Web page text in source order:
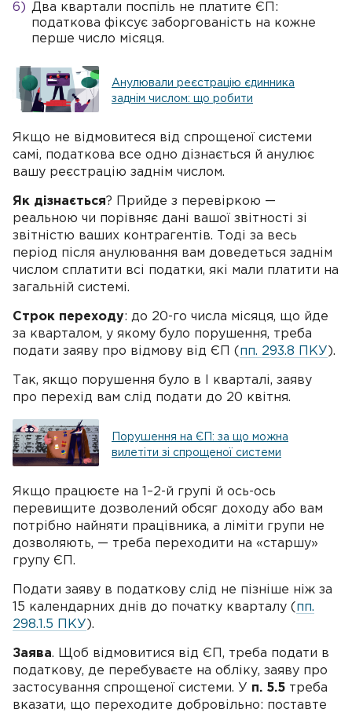
Два квартали поспіль не платите ЄП:
податкова фіксує заборгованість на кожне
перше число місяця.
Анулювали реєстрацію єдинника
заднім числом: що робити
Якщо не відмовитеся від спрощеної системи
самі, податкова все одно дізнається й анулює
вашу реєстрацію заднім числом.
Як дізнається? Прийде з перевіркою —
реальною чи порівняє дані вашої звітності зі
звітністю ваших контрагентів. Тоді за весь
період після анулювання вам доведеться заднім
числом сплатити всі податки, які мали платити на
загальній системі.
Строк переходу: до 20-го числа місяця, що йде
за кварталом, у якому було порушення, треба
подати заяву про відмову від ЄП ( пп. 293.8 ПКУ ).
Так, якщо порушення було в I кварталі, заяву
про перехід вам слід подати до 20 квітня.
Порушення на ЄП: за що можна
вилетіти зі спрощеної системи
Якщо працюєте на 1–2-й групі й ось-ось
перевищите дозволений обсяг доходу або вам
потрібно найняти працівника, а ліміти групи не
дозволяють, — треба переходити на «старшу»
групу ЄП.
Подати заяву в податкову слід не пізніше ніж за
15 календарних днів до початку кварталу ( пп.
298.1.5 ПКУ).
Заява. Щоб відмовитися від ЄП, треба подати в
податкову, де перебуваєте на обліку, заяву про
застосування спрощеної системи. У п. 5.5 треба
вказати, що переходите добровільно: поставте